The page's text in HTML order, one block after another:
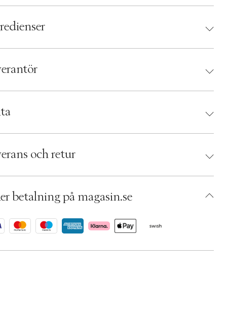
och retur
betalning på magasin.se